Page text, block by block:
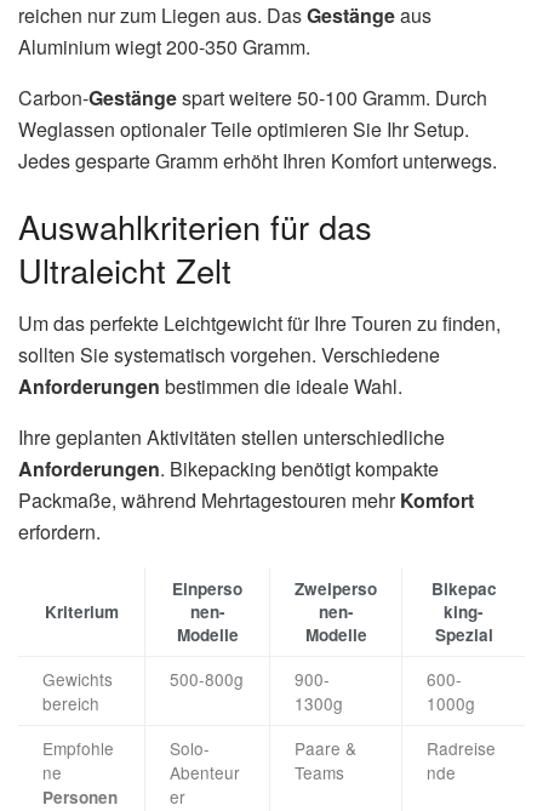
reichen nur zum Liegen aus. DasGestängeaus
Aluminium wiegt 200-350 Gramm.
Carbon-Gestängespart weitere 50-100 Gramm. Durch
Weglassen optionaler Teile optimieren Sie Ihr Setup.
Jedes gesparte Gramm erhöht Ihren Komfort unterwegs.
Auswahlkriterien für das
Ultraleicht Zelt
Um das perfekte Leichtgewicht für Ihre Touren zu finden,
sollten Sie systematisch vorgehen. Verschiedene
Anforderungen bestimmen die ideale Wahl.
Ihre geplanten Aktivitäten stellen unterschiedliche
Anforderungen. Bikepacking benötigt kompakte
Packmaße, während Mehrtagestouren mehrKomfort
erfordern.
Kriterium
Einperso
nen-
Modelle
Zweiperso
nen-
Modelle
Bikepac
king-
Spezial
Gewichts
bereich
500-800g
900-
1300g
600-
1000g
Empfohle
ne
Personen
Solo-
Abenteur
er
Paare &
Teams
Radreise
nde